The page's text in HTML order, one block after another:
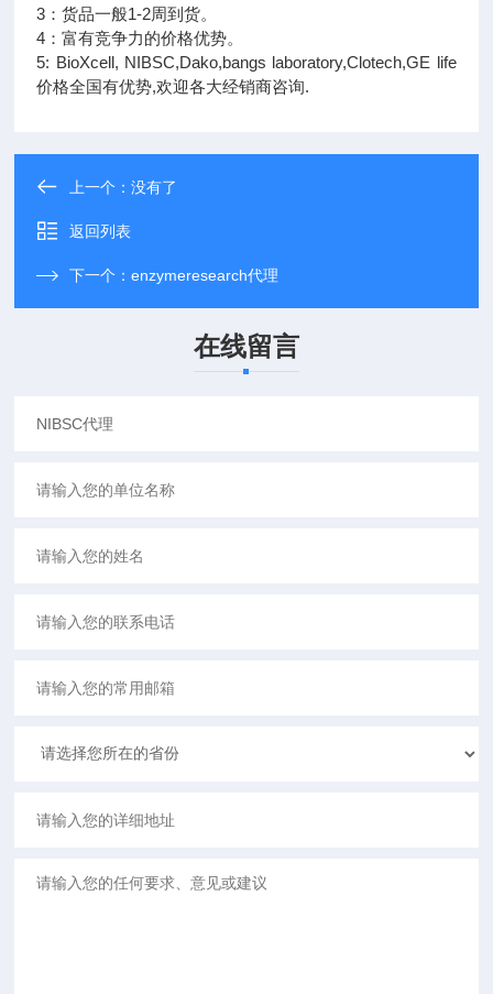
3：货品一般1-2周到货。
4：富有竞争力的价格优势。
5: BioXcell, NIBSC,Dako,bangs laboratory,Clotech,GE life
价格全国有优势,欢迎各大经销商咨询.
上一个：没有了
返回列表
下一个：enzymeresearch代理
在线留言